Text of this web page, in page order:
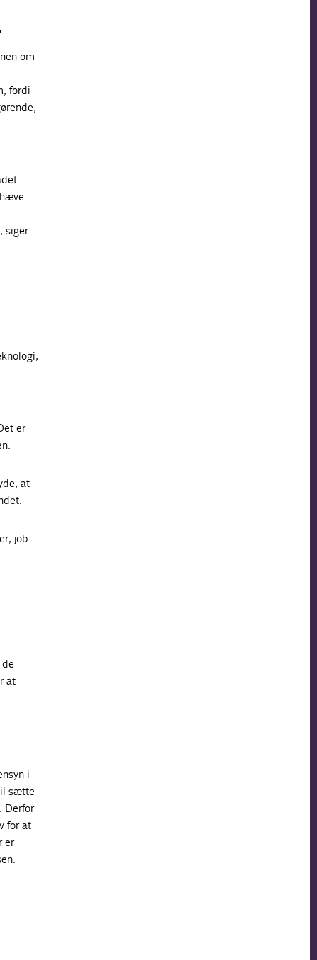
om
fordi
siger
er
at
job
at
i
sætte
Derfor
for at
er